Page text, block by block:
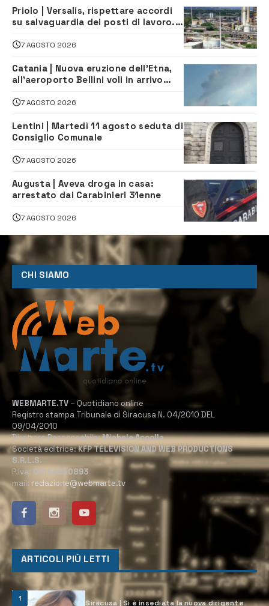
Priolo | Versalis, rispettare accordi
su salvaguardia dei posti di lavoro. Il
7 AGOSTO 2026
Catania | Nuova eruzione dell’Etna,
all’aeroporto Bellini voli in arrivo
7 AGOSTO 2026
Lentini | Martedì 11 agosto seduta di
Consiglio Comunale
7 AGOSTO 2026
Augusta | Aveva droga in casa:
arrestato dai Carabinieri 31enne
7 AGOSTO 2026
CHI SIAMO
WEBMARTE.TV – Quotidiano online
Registro stampa Tribunale di Siracusa N. 04/2010 DEL
09/04/2010
Direttore Responsabile:Michele Accolla
Società editrice:KFP TELEVISION AND WEB PRODUCTIONS
S.R.L.S.
P.Iva: 02184950893
mail: redazione@webmarte.tv
ARTICOLI PIÙ LETTI
1
Siracusa | Si è insediata la nuova dirigente